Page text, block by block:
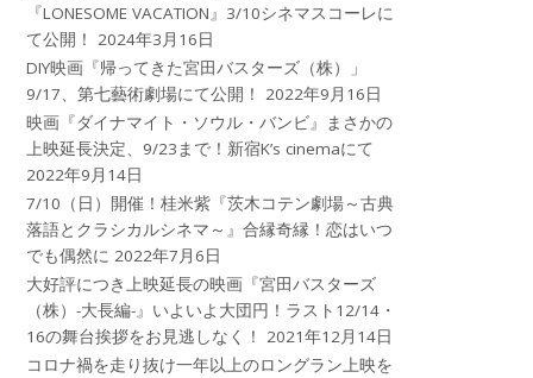
『LONESOME VACATION』3/10シネマスコーレに
て公開！
2024年3月16日
DIY映画『帰ってきた宮田バスターズ（株）」
9/17、第七藝術劇場にて公開！
2022年9月16日
映画『ダイナマイト・ソウル・バンビ』まさかの
上映延長決定、9/23まで！新宿K’s cinemaにて
2022年9月14日
7/10（日）開催！桂米紫『茨木コテン劇場～古典
落語とクラシカルシネマ～』合縁奇縁！恋はいつ
でも偶然に 2022年7月6日
大好評につき上映延長の映画『宮田バスターズ
（株）-大長編-』いよいよ大団円！ラスト12/14・
16の舞台挨拶をお見逃しなく！
2021年12月14日
コロナ禍を⾛り抜け⼀年以上のロングラン上映を